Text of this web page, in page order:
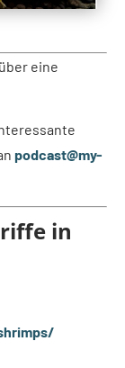
eine
podcast@my-
in